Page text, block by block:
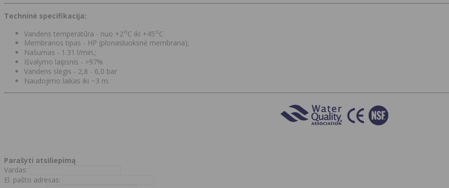
Techninė specifikacija:
Vandens temperatūra - nuo +2oC iki +45oC
Membranos tipas - HP (plonasluoksnė membrana);
Našumas - 1.31 l/min.;
Išvalymo laipsnis - >97%
Vandens slėgis - 2,8 - 6,0 bar
Naudojimo laikas iki ~3 m.
Parašyti atsiliepimą
Vardas:
El. pašto adresas: